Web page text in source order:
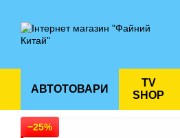
АВТОТОВАРИ
TV
SHOP
−25%